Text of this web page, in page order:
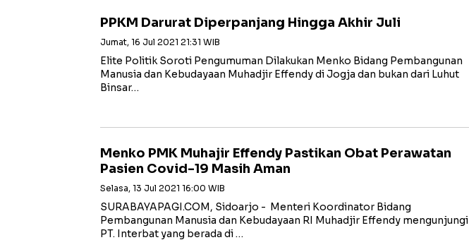
PPKM Darurat Diperpanjang Hingga Akhir Juli
Jumat, 16 Jul 2021 21:31 WIB
Elite Politik Soroti Pengumuman Dilakukan Menko Bidang Pembangunan
Manusia dan Kebudayaan Muhadjir Effendy di Jogja dan bukan dari Luhut
Binsar…
Menko PMK Muhajir Effendy Pastikan Obat Perawatan
Pasien Covid-19 Masih Aman
Selasa, 13 Jul 2021 16:00 WIB
SURABAYAPAGI.COM, Sidoarjo - Menteri Koordinator Bidang
Pembangunan Manusia dan Kebudayaan RI Muhadjir Effendy mengunjungi
PT. Interbat yang berada di …